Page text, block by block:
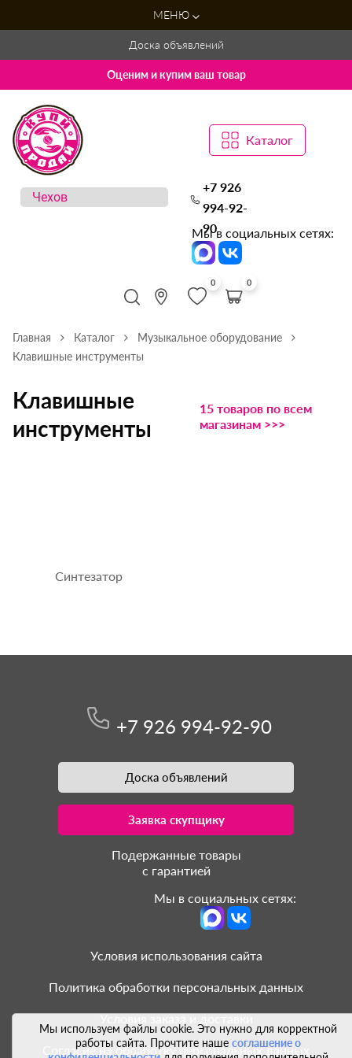
МЕНЮ
Доска объявлений
Оценим и купим ваш товар
Каталог
+7 926
994-92-
90
Мы в социальных сетях:
0 0
Главная Каталог
Музыкальное оборудование
Клавишные инструменты
Клавишные
инструменты
15 товаров по всем
магазинам >>>
Синтезатор
Мы используем файлы cookie. Это нужно для корректной
работы сайта. Прочтите наше соглашение о
+7 926 994-92-90
Доска объявлений
Заявка скупщику
Подержанные товары
с гарантией
Мы в социальных сетях:
Условия использования сайта
Политика обработки персональных данных
Условия заказа и доставки
Согласие на обработку персональных данных